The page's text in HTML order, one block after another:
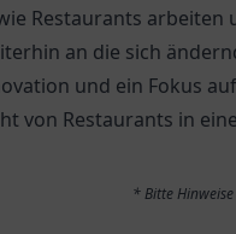
Restaurants arbeiten
an die sich
und ein Fokus auf
von Restaurants in
* Bitte